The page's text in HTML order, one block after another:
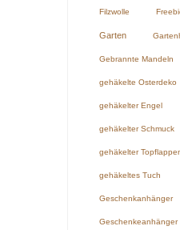
Filzwolle
Garten
Gebrannte Mandeln
gehäkelte Osterdeko
gehäkelter Engel
gehäkelter Schmuck
gehäkelter
gehäkeltes Tuch
Geschenkanhänger
Geschenkeanhänger